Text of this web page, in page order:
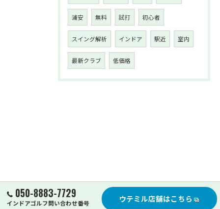
浦安 無料 試打 初心者
スイング解析 インドア 駅近 室内
最新クラブ 低価格
050-8883-7729
インドアゴルフ問い合わせ番号 ウテミル店舗はこちら